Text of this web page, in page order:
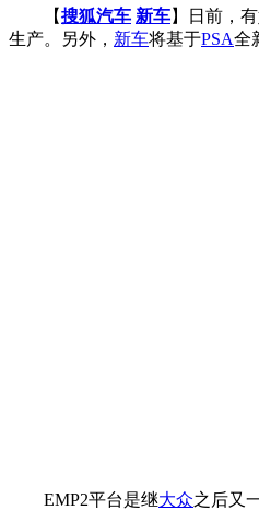
【搜狐汽车 新车】日前，
生产。另外， 新车将基于PSA全
EMP2平台是继大众之后又